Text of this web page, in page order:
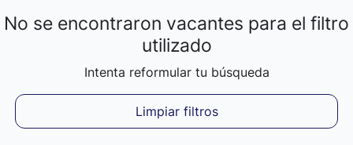
Cargando resultados...
No se encontraron vacantes para el filtro
utilizado
Intenta reformular tu búsqueda
Limpiar filtros